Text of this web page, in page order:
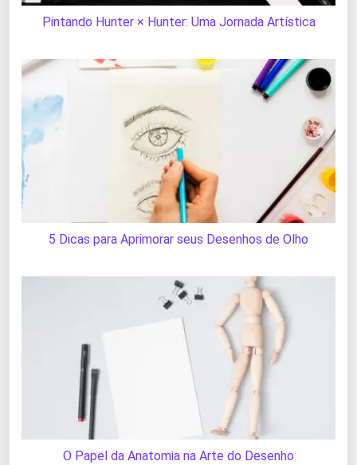
Pintando Hunter × Hunter: Uma Jornada Artística
5 Dicas para Aprimorar seus Desenhos de Olho
O Papel da Anatomia na Arte do Desenho